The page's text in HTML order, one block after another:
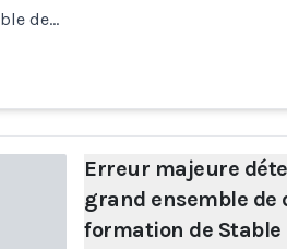
de…
Erreur majeure
grand ensemble de
formation de